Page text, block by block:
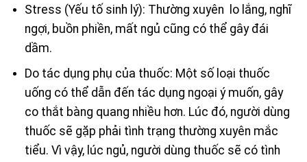
Stress (Yếu tố sinh lý): Thường xuyên lo lắng, nghĩ
ngợi, buồn phiền, mất ngủ cũng có thể gây đái
dầm.
Do tác dụng phụ của thuốc: Một số loại thuốc
uống có thể dẫn đến tác dụng ngoại ý muốn, gây
co thắt bàng quang nhiều hơn. Lúc đó, người dùng
thuốc sẽ gặp phải tình trạng thường xuyên mắc
tiểu. Vì vậy, lúc ngủ, người dùng thuốc sẽ có tình